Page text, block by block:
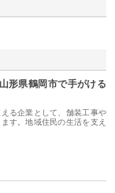
形県鶴岡市で手がける
る企業として、舗装工事や
す。地域住民の生活を支え